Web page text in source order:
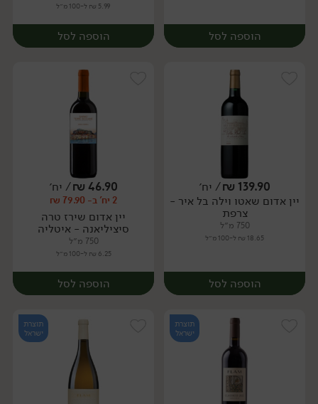
הוספה לסל
יח׳
5.99 ₪ ל-100 מ״ל
הוספה לסל
יח׳
139.90
₪/ יח׳
יין אדום שאטו וילה בל איר -
צרפת
750 מ״ל
18.65 ₪ ל-100 מ״ל
הוספה לסל
46.90
₪/ יח׳
2 יח' ב- 79.90 ₪
יין אדום שירז טרה
סיציליאנה - איטליה
750 מ״ל
6.25 ₪ ל-100 מ״ל
הוספה לסל
תוצרת
ישראל
תוצרת
ישראל